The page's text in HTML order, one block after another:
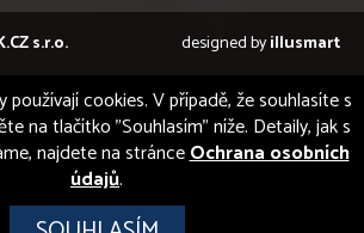
s.r.o. designed byillusmart
cookies. V případě, že souhlasíte s
na tlačítko "Souhlasím" níže. Detaily, jak s
najdete na stránceOchrana osobních
údajů.